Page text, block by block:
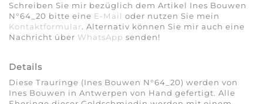
Schreiben Sie mir bezüglich dem Artikel Ines Bouwen
N°64_20 bitte eine E-Mail oder nutzen Sie mein
Kontaktformular. Alternativ können Sie mir auch eine
Nachricht über WhatsApp senden!
Details
Diese Trauringe (Ines Bouwen N°64_20) werden von
Ines Bouwen in Antwerpen von Hand gefertigt. Alle